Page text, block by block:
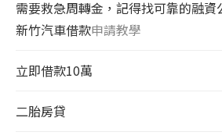
需要救急周轉金，記得找可靠的融資
新竹汽車借款申請教學
立即借款10萬
二胎房貸